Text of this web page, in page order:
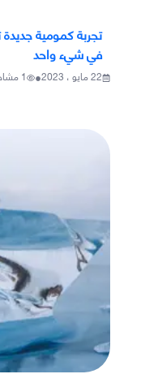
تجربة كمومية
في شيء واحد
22 مايو ، 2023 •
1